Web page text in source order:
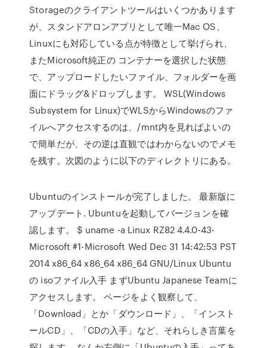
Storageのクライアントツールはいくつかあります
が、スタンドアロンアプリとして唯一Mac OS、
Linuxにも対応している点が特徴として挙げられ、
またMicrosoft純正の コンテナーを選択した状態
で、アップロードしたいファイル、フォルダーを画
面にドラッグ&ドロップします。 WSL(Windows
Subsystem for Linux)でWLSからWindowsのファ
イルへアクセスするのは、/mnt内を見ればよいの
で簡単だが、その逆は直観ではわからないのでメモ
を残す。次図のように以下のディレクトリにある。
Ubuntuのインストールが完了しました。 最新版に
アップデート. Ubuntuを起動してバージョンを確
認します。 $ uname -a Linux RZ82 4.4.0-43-
Microsoft #1-Microsoft Wed Dec 31 14:42:53 PST
2014 x86_64 x86_64 x86_64 GNU/Linux Ubuntu
の isoファイル入手 まずUbuntu Japanese Teamに
アクセスします。 ページをよく観察して、
「Download」とか「ダウンロード」、「インスト
ールCD」、「CDの入手」など、それらしき言葉を